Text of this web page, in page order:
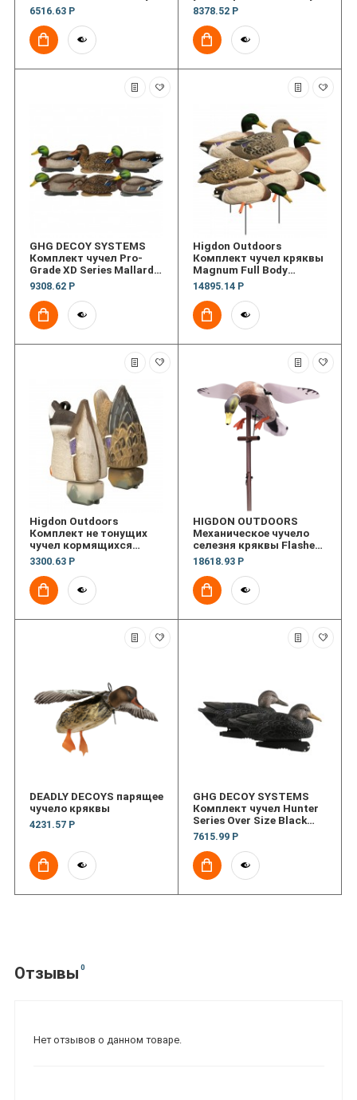
6516.63 Р 8378.52 Р
GHG DECOY SYSTEMS
Комплект чучел Pro-
Grade XD Series Mallard
Decoys - Harvester 6 Pack
9308.62 Р
Higdon Outdoors
Комплект чучел кряквы
Magnum Full Body
Mallard Variety Pack
Flocked Heads 6 шт
14895.14 Р
Higdon Outdoors
Комплект не тонущих
чучел кормящихся
крякв Magnum Duck Butt
Mallard
3300.63 Р
HIGDON OUTDOORS
Механическое чучело
селезня кряквы Flasher
pro
18618.93 Р
DEADLY DECOYS парящее
чучело кряквы
4231.57 Р
GHG DECOY SYSTEMS
Комплект чучел Hunter
Series Over Size Black
Duck Decoys
7615.99 Р
Отзывы 0
Нет отзывов о данном товаре.